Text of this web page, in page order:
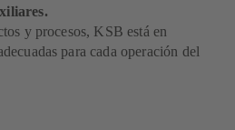
y procesos, KSB está en
para cada operación del